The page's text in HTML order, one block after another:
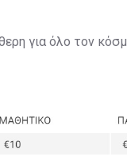
για όλο τον